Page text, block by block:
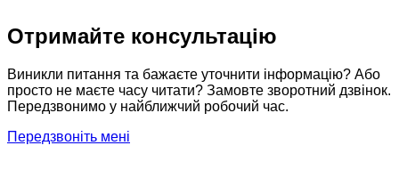
Отримайте консультацію
Виникли питання та бажаєте уточнити інформацію? Або
просто не маєте часу читати? Замовте зворотний дзвінок.
Передзвонимо у найближчий робочий час.
Передзвоніть мені